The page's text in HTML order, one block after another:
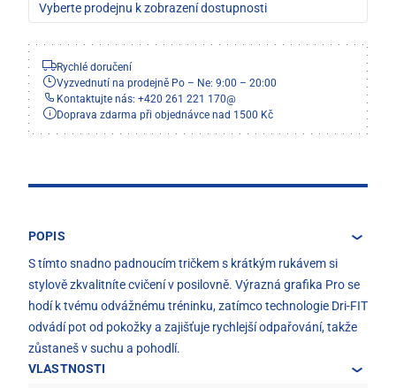
Vyberte prodejnu k zobrazení dostupnosti
Rychlé doručení
Vyzvednutí na prodejně Po – Ne: 9:00 – 20:00
Kontaktujte nás: +420 261 221 170@
Doprava zdarma při objednávce nad 1500 Kč
POPIS
S tímto snadno padnoucím tričkem s krátkým rukávem si
stylově zkvalitníte cvičení v posilovně. Výrazná grafika Pro se
hodí k tvému odvážnému tréninku, zatímco technologie Dri-FIT
odvádí pot od pokožky a zajišťuje rychlejší odpařování, takže
zůstaneš v suchu a pohodlí.
VLASTNOSTI